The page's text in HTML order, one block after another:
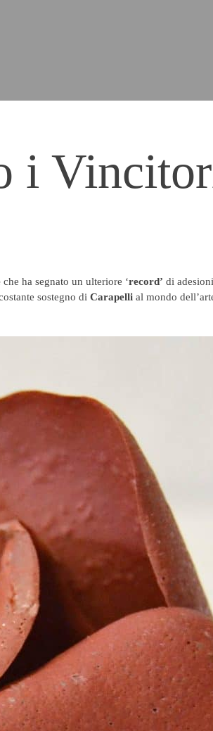
i
che ha segnato un ulteriore ‘record’ di
sostegno di Carapelli al mondo